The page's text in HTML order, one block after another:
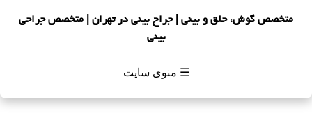
متخصص گوش، حلق و بینی | جراح بینی در تهران | متخصص جراحی
بینی
☰ منوی سایت